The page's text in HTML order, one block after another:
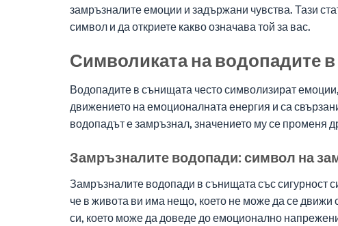
замръзналите емоции и задържани чувства. Тази
символ и да откриете какво означава той за вас.
Символиката на водопадите
Водопадите в сънищата често символизират
движението на емоционалната енергия и са
водопадът е замръзнал, значението му се променя
Замръзналите водопади: символ на
Замръзналите водопади в сънищата със сигурност
че в живота ви има нещо, което не може да се движи
си, което може да доведе до емоционално